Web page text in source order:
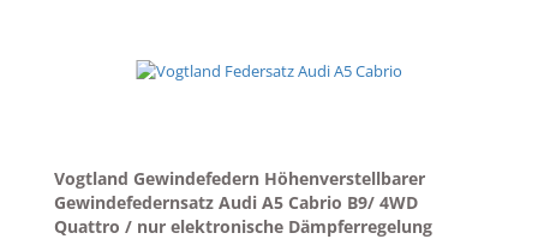
Vogtland Gewindefedern Höhenverstellbarer
Gewindefedernsatz Audi A5 Cabrio B9/ 4WD
Quattro / nur elektronische Dämpferregelung